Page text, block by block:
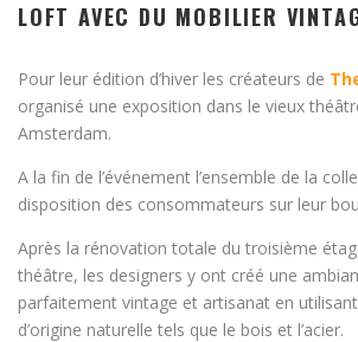
LOFT AVEC DU MOBILIER
Pour leur édition d’hiver les créateurs de
organisé une exposition dans le vieux
Amsterdam.
A la fin de l’événement l’ensemble de la
disposition des consommateurs sur leur
Après la rénovation totale du troisième
théâtre, les designers y ont créé une
parfaitement vintage et artisanat en
d’origine naturelle tels que le bois et l’acier.